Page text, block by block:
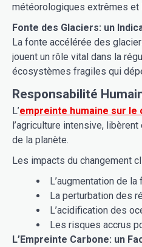
météorologiques extrêmes et
Fonte des Glaciers: un
La fonte accélérée des
jouent un rôle vital dans la
écosystèmes fragiles qui
Responsabilité
L’empreinte humaine sur le
l’agriculture intensive,
de la planète.
Les impacts du changement
L’augmentation de
La perturbation des
L’acidification des
Les risques accrus
L’Empreinte Carbone: un